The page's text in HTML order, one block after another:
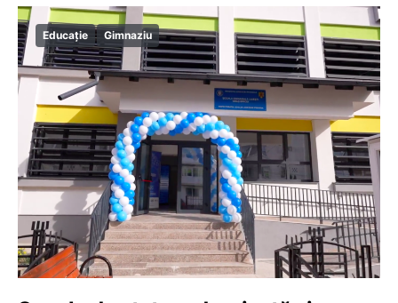
Educație Gimnaziu